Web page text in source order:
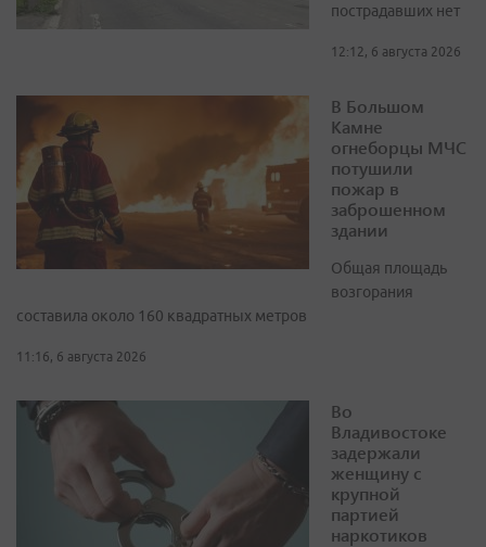
пострадавших нет
12:12, 6 августа 2026
В Большом
Камне
огнеборцы МЧС
потушили
пожар в
заброшенном
здании
Общая площадь
возгорания
составила около 160 квадратных метров
11:16, 6 августа 2026
Во
Владивостоке
задержали
женщину с
крупной
партией
наркотиков